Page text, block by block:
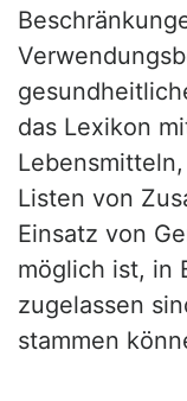
das Lexikon
Listen von
Einsatz von
möglich ist, in
zugelassen
stammen